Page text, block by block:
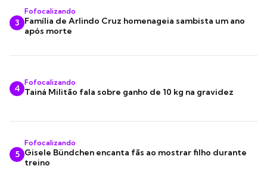
3
Fofocalizando
Família de Arlindo Cruz homenageia sambista um ano
após morte
4
Fofocalizando
Tainá Militão fala sobre ganho de 10 kg na gravidez
5
Fofocalizando
Gisele Bündchen encanta fãs ao mostrar filho durante
treino